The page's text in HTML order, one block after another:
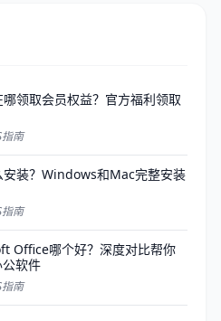
哪领取会员权益？官方福利领取
指南
安装？Windows和Mac完整安装
指南
Office哪个好？深度对比帮你
软件
指南